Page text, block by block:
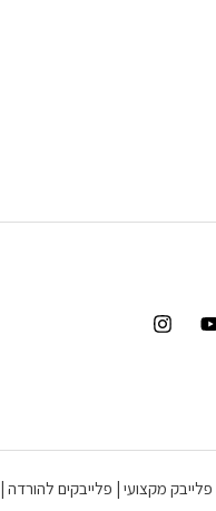
פלייבק מקצועי | פלייבקים להורדה |